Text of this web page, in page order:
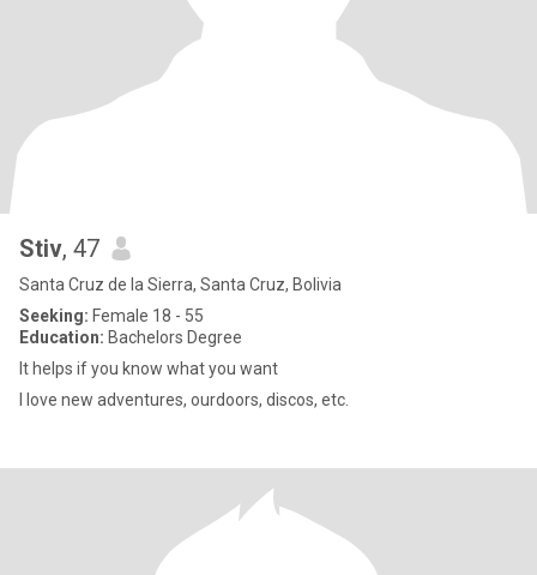
Stiv, 47
Santa Cruz de la Sierra, Santa Cruz, Bolivia
Seeking: Female 18 - 55
Education: Bachelors Degree
It helps if you know what you want
I love new adventures, ourdoors, discos, etc.